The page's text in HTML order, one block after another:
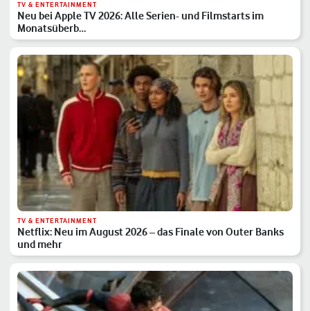
TV & ENTERTAINMENT
Neu bei Apple TV 2026: Alle Serien- und Filmstarts im
Monatsüberb…
TV & ENTERTAINMENT
Netflix: Neu im August 2026 – das Finale von Outer Banks
und mehr